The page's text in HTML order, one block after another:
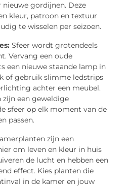
nieuwe gordijnen. Deze
kleur, patroon en textuur
te wisselen per seizoen.
Sfeer wordt grotendeels
Vervang een oude
een nieuwe staande lamp in
of gebruik slimme ledstrips
achter een meubel.
een geweldige
sfeer op elk moment van de
passen.
zijn een
om leven en kleur in huis
de lucht en hebben een
effect. Kies planten die
in de kamer en jouw